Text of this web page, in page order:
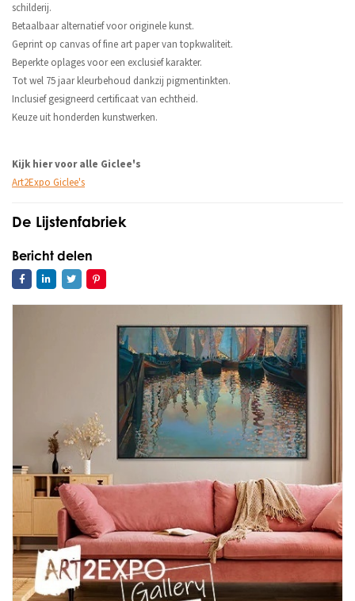
schilderij.
Betaalbaar alternatief voor originele kunst.
Geprint op canvas of fine art paper van topkwaliteit.
Beperkte oplages voor een exclusief karakter.
Tot wel 75 jaar kleurbehoud dankzij pigmentinkten.
Inclusief gesigneerd certificaat van echtheid.
Keuze uit honderden kunstwerken.
Kijk hier voor alle Giclee's
Art2Expo Giclee's
De Lijstenfabriek
Bericht delen